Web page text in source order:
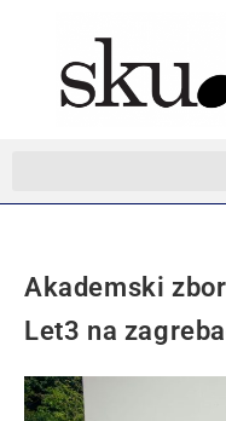
Akademski
Let3 na